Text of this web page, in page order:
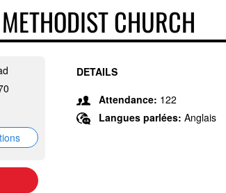
CHURCH
DETAILS
Attendance: 122
Langues parlées: Anglais